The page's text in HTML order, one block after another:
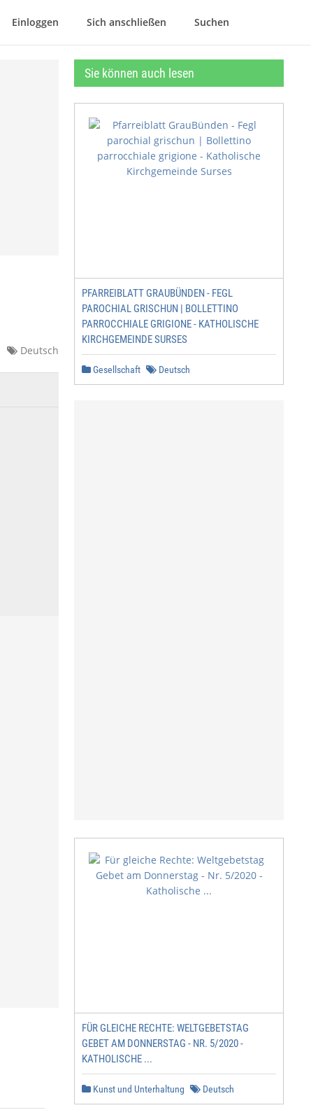
Einloggen Sich anschließen Suchen
Deutsch
Sie können auch lesen
PFARREIBLATT GRAUBÜNDEN - FEGL
PAROCHIAL GRISCHUN | BOLLETTINO
PARROCCHIALE GRIGIONE - KATHOLISCHE
KIRCHGEMEINDE SURSES
Gesellschaft Deutsch
FÜR GLEICHE RECHTE: WELTGEBETSTAG
GEBET AM DONNERSTAG - NR. 5/2020 -
KATHOLISCHE ...
Kunst und Unterhaltung Deutsch